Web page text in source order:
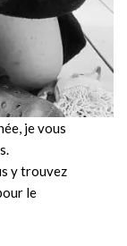
je vous
y trouvez
le